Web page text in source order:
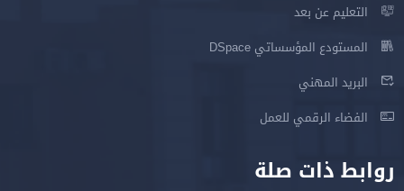
التعليم عن بعد
المستودع المؤسساتي DSpace
البريد المهني
الفضاء الرقمي للعمل
روابط ذات صلة